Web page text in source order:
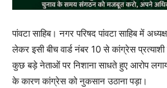
पांवटा साहिब। नगर परिषद पांवटा साहिब में
लेकर इसी बीच वार्ड नंबर 10 से कांग्रेस
कुछ बड़े नेताओं पर निशाना साधते हुए आरोप
के कारण कांग्रेस को नुकसान उठाना पड़ा।